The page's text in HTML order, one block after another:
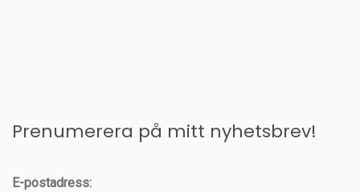
Prenumerera på mitt nyhetsbrev!
E-postadress: